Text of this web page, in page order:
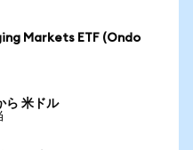
Markets ETF (Ondo
ら 米ドル